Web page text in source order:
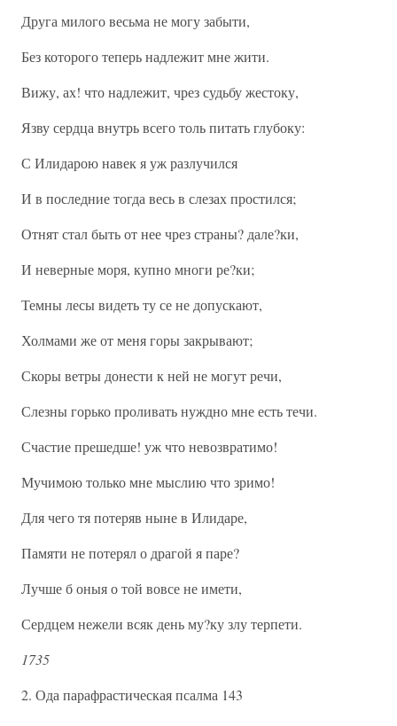
Друга милого весьма не могу забыти,
Без которого теперь надлежит мне жити.
Вижу, ах! что надлежит, чрез судьбу жестоку,
Язву сердца внутрь всего толь питать глубоку:
С Илидарою навек я уж разлучился
И в последние тогда весь в слезах простился;
Отнят стал быть от нее чрез страны? дале?ки,
И неверные моря, купно многи ре?ки;
Темны лесы видеть ту се не допускают,
Холмами же от меня горы закрывают;
Скоры ветры донести к ней не могут речи,
Слезны горько проливать нуждно мне есть течи.
Счастие прешедше! уж что невозвратимо!
Мучимою только мне мыслию что зримо!
Для чего тя потеряв ныне в Илидаре,
Памяти не потерял о драгой я паре?
Лучше б оныя о той вовсе не имети,
Сердцем нежели всяк день му?ку злу терпети.
1735
2. Ода парафрастическая псалма 143